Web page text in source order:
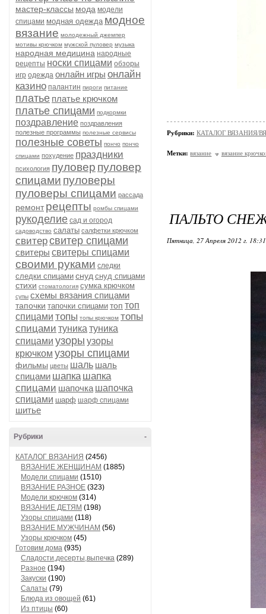
мастер-классы мода модели
спицами модная одежда модное
вязание молодежный джемпер
мотивы крючком мужской пуловер музыка
народная медицина народные
рецепты носки спицами обзоры
игр одежда онлайн игры онлайн
казино палантин пироги питание
платье платье крючком
платье спицами подкормки
поздравление поздравления
полезные программы полезные сервисы
полезные советы пончо пончо
спицами похудение праздники
психология пуловер пуловер
спицами пуловеры
пуловеры спицами рассада
ремонт рецепты ромбы спицами
рукоделие сад и огород
садоводство салаты салфетки крючком
свитерсвитер спицами
свитеры свитеры спицами
своими руками следки
следки спицами снуд снуд спицами
стихи стоматология сумка крючком
супы схемы вязания спицами
тапочки тапочки спицами топ топ
спицами топы топы крючком топы
спицами туника туника
спицами узоры узоры
крючком узоры спицами
фильмы цветы шаль шаль
спицами шапка шапка
спицами шапочка шапочка
спицами шарф шарф спицами
шитье
-
Рубрики
КАТАЛОГ ВЯЗАНИЯ (2456)
ВЯЗАНИЕ ЖЕНЩИНАМ (1885)
Модели спицами (1510)
ВЯЗАНИЕ РАЗНОЕ (323)
Модели крючком (314)
ВЯЗАНИЕ ДЕТЯМ (198)
Узоры спицами (118)
ВЯЗАНИЕ МУЖЧИНАМ (56)
Узоры крючком (45)
Готовим дома (935)
Сладости,десерты,выпечка (289)
Разное (194)
Закуски (190)
Салаты (79)
Блюда из овощей (61)
Из птицы (60)
Рубрики: КАТАЛОГ ВЯЗАНИЯ/
Метки: вязание вязание
ПАЛЬТО
Пятница, 27 Апреля 2012 г.